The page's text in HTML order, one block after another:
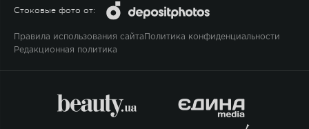
Стоковые фото от:
Правила использования сайта Политика конфиденциальности
Редакционная политика